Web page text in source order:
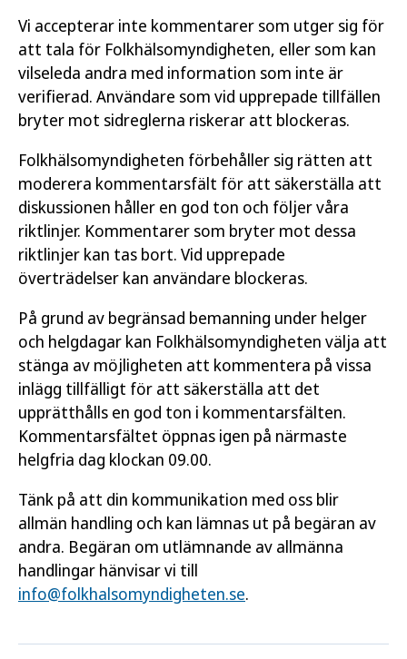
Vi accepterar inte kommentarer som utger sig för
att tala för Folkhälsomyndigheten, eller som kan
vilseleda andra med information som inte är
verifierad. Användare som vid upprepade tillfällen
bryter mot sidreglerna riskerar att blockeras.
Folkhälsomyndigheten förbehåller sig rätten att
moderera kommentarsfält för att säkerställa att
diskussionen håller en god ton och följer våra
riktlinjer. Kommentarer som bryter mot dessa
riktlinjer kan tas bort. Vid upprepade
överträdelser kan användare blockeras.
På grund av begränsad bemanning under helger
och helgdagar kan Folkhälsomyndigheten välja att
stänga av möjligheten att kommentera på vissa
inlägg tillfälligt för att säkerställa att det
upprätthålls en god ton i kommentarsfälten.
Kommentarsfältet öppnas igen på närmaste
helgfria dag klockan 09.00.
Tänk på att din kommunikation med oss blir
allmän handling och kan lämnas ut på begäran av
andra. Begäran om utlämnande av allmänna
handlingar hänvisar vi till
info@folkhalsomyndigheten.se.